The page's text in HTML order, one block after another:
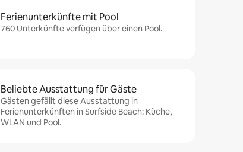
Ferienunterkünfte mit Pool
760 Unterkünfte verfügen über einen Pool.
Beliebte Ausstattung für Gäste
Gästen gefällt diese Ausstattung in
Ferienunterkünften in Surfside Beach: Küche,
WLAN und Pool.